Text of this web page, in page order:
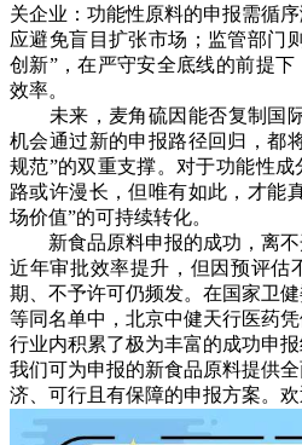
关企业：功能性原料的申报需循
应避免盲目扩张市场；监管部门
创新”，在严守安全底线的前提
效率。
未来，麦角硫因能否复制国
机会通过新的申报路径回归，都
规范”的双重支撑。对于功能性
路或许漫长，但唯有如此，才能
场价值”的可持续转化。
新食品原料申报的成功，离不
近年审批效率提升，但因预评估
期、不予许可仍频发。在国家卫
等同名单中，北京中健天行医药
行业内积累了极为丰富的成功申
我们可为申报的新食品原料提供
济、可行且有保障的申报方案。